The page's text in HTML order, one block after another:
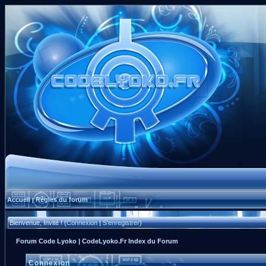
Accueil|Règles du forum
Bienvenue, Invité ! (Connexion|S'enregistrer)
Forum Code Lyoko | CodeLyoko.Fr Index du Forum
Connexion